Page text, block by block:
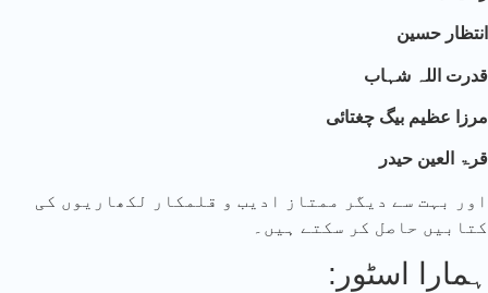
انتظار حسین
قدرت اللہ شہاب
مرزا عظیم بیگ چغتائی
قرۃ العین حیدر
اور بہت سے دیگر ممتاز ادیب و قلمکار لکھاریوں کی
کتابیں حاصل کر سکتے ہیں۔
:ہمارا اسٹور